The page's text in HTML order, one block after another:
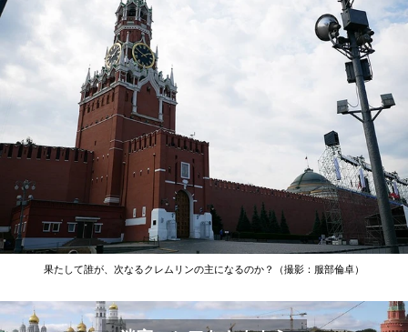
果たして誰が、次なるクレムリンの主になるのか？（撮影：服部倫卓）